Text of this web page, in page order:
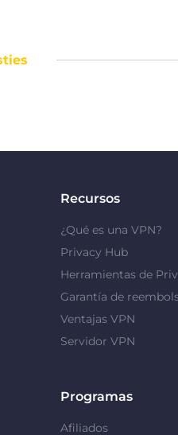
Recursos
¿Qué es una VPN?
Privacy Hub
Herramientas de
Garantía de
Ventajas VPN
Servidor VPN
Programas
Afiliados